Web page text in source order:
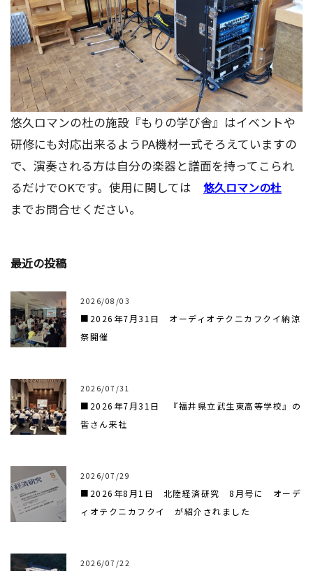
悠久ロマンの杜の施設『もりの学び舎』はイベントや
研修にも対応出来るようPA機材一式そろえていますの
で、演奏される方は自分の楽器と譜面を持ってこられ
るだけでOKです。使用に関しては 悠久ロマンの杜
までお問合せください。
最近の投稿
2026/08/03
■2026年7月31日 オーディオテクニカフクイ納涼
祭開催
2026/07/31
■2026年7月31日 『福井県立武生東高等学校』の
皆さん来社
2026/07/29
■2026年8月1日 北陸経済研究 8月号に オーデ
ィオテクニカフクイ が紹介されました
2026/07/22